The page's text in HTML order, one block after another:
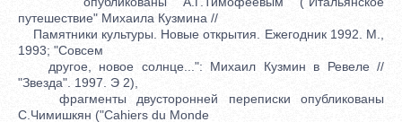
путешествие" Михаила Кузмина //
Памятники культуры. Новые открытия. Ежегодник 1992. М.,
1993; "Совсем
другое, новое солнце...": Михаил Кузмин в Ревеле //
"Звезда". 1997. Э 2),
фрагменты двусторонней переписки опубликованы
С.Чимишкян ("Cahiers du Monde